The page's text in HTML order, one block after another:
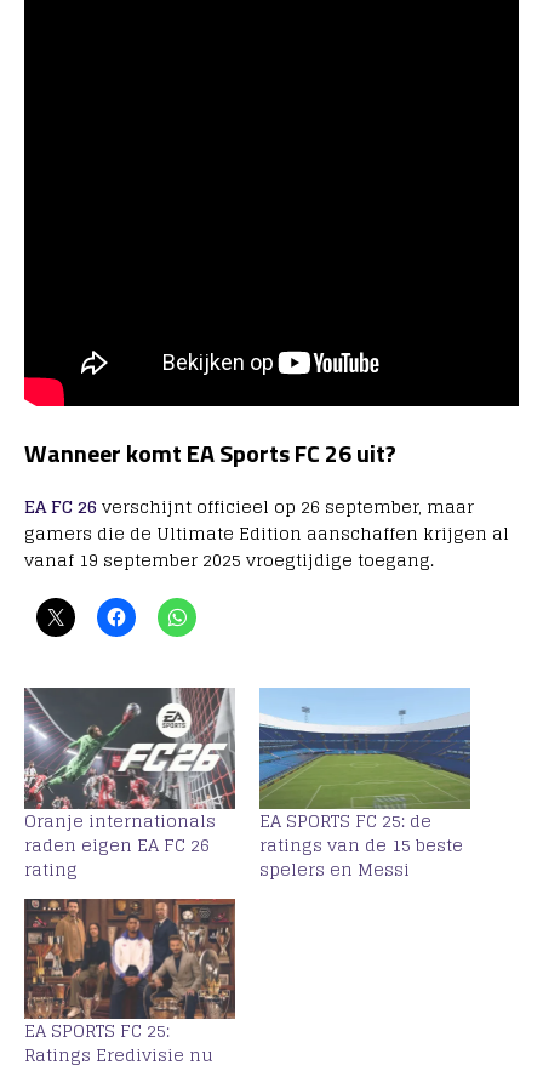
Wanneer komt EA Sports FC 26 uit?
EA FC 26 verschijnt officieel op 26 september, maar
gamers die de Ultimate Edition aanschaffen krijgen al
vanaf 19 september 2025 vroegtijdige toegang.
Oranje internationals
raden eigen EA FC 26
rating
EA SPORTS FC 25: de
ratings van de 15 beste
spelers en Messi
EA SPORTS FC 25:
Ratings Eredivisie nu